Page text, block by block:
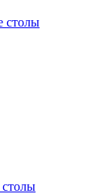
столы